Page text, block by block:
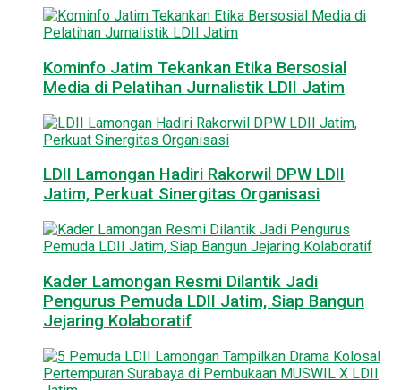
Kominfo Jatim Tekankan Etika Bersosial
Media di Pelatihan Jurnalistik LDII Jatim
LDII Lamongan Hadiri Rakorwil DPW LDII
Jatim, Perkuat Sinergitas Organisasi
Kader Lamongan Resmi Dilantik Jadi
Pengurus Pemuda LDII Jatim, Siap Bangun
Jejaring Kolaboratif